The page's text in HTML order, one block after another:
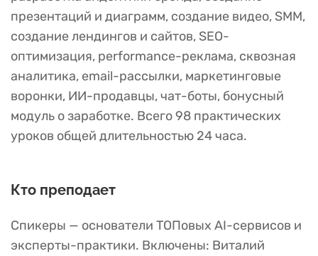
презентаций и диаграмм, создание видео, SMM,
создание лендингов и сайтов, SEO-
оптимизация, performance-реклама, сквозная
аналитика, email-рассылки, маркетинговые
воронки, ИИ-продавцы, чат-боты, бонусный
модуль о заработке. Всего 98 практических
уроков общей длительностью 24 часа.
Кто преподает
Спикеры — основатели ТОПовых AI-сервисов и
эксперты-практики. Включены: Виталий